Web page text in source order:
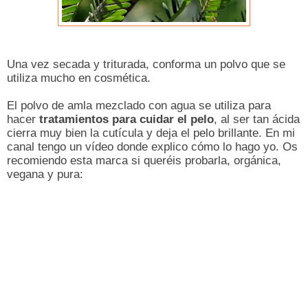
Una vez secada y triturada, conforma un polvo que se
utiliza mucho en cosmética.
El polvo de amla mezclado con agua se utiliza para
hacer tratamientos para cuidar el pelo, al ser tan ácida
cierra muy bien la cutícula y deja el pelo brillante. En mi
canal tengo un vídeo donde explico cómo lo hago yo. Os
recomiendo esta marca si queréis probarla, orgánica,
vegana y pura: